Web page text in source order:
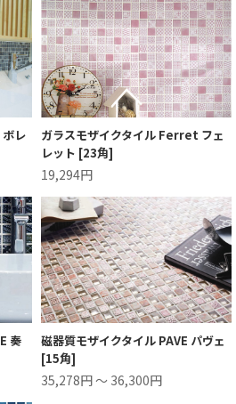
レ
ガラスモザイクタイル Ferret フェ
レット [23角]
19,294円
奏
磁器質モザイクタイル PAVE パヴェ
[15角]
35,278円 ～ 36,300円